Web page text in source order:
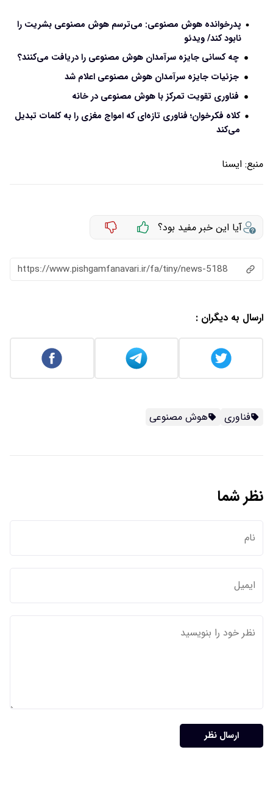
‌پدرخوانده هوش مصنوعی: می‌ترسم هوش مصنوعی بشریت را
نابود کند/ ویدئو
چه کسانی جایزه سرآمدان هوش مصنوعی را دریافت می‌کنند؟
جزئیات جایزه سرآمدان هوش مصنوعی اعلام شد
فناوری تقویت تمرکز با هوش مصنوعی در خانه
کلاه فکرخوان؛ فناوری تازه‌ای که امواج مغزی را به کلمات تبدیل
می‌کند
منبع: ايسنا
آیا این خبر مفید بود؟
https://www.pishgamfanavari.ir/fa/tiny/news-5188
ارسال به دیگران :
فناوری هوش مصنوعی
نظر شما
ارسال نظر